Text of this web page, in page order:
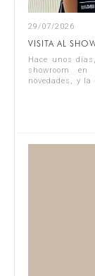
29/07/2026
VISITA AL
Hace unos
showroom
novedades, y